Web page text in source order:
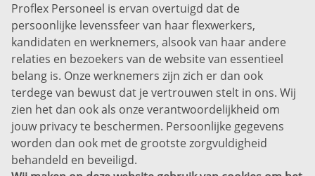
Info@proflexpersoneel.nl
Bel ons:+31 (0)85 0450040
Prins Willem-Alexanderlaan 301
7311 SW Apeldoorn
Disclaimer
Privacyverklaring
Sitemap
Copyright
Proflex Personeel is ervan overtuigd dat de
persoonlijke levenssfeer van haar flexwerkers,
kandidaten en werknemers, alsook van haar andere
relaties en bezoekers van de website van essentieel
belang is. Onze werknemers zijn zich er dan ook
terdege van bewust dat je vertrouwen stelt in ons. Wij
zien het dan ook als onze verantwoordelijkheid om
jouw privacy te beschermen. Persoonlijke gegevens
worden dan ook met de grootste zorgvuldigheid
behandeld en beveiligd.